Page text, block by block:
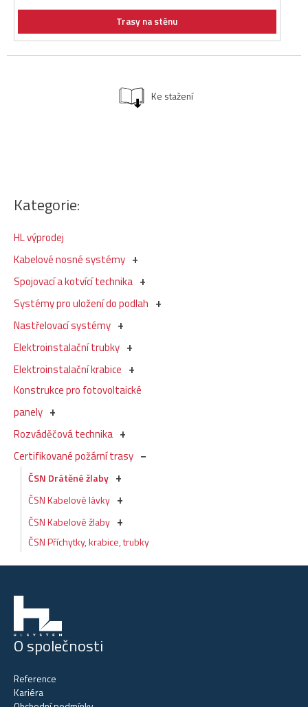
Kategorie:
HL výprodej
Kabelové nosné systémy
Spojovací a kotvící technika
Systémy pro uložení do podlah
Nastřelovací systémy
Elektroinstalační trubky
Elektroinstalační krabice
Konstrukce pro fotovoltaické
panely
Rozváděčová technika
Certifikované požární trasy
ČSN Drátěné žlaby
ČSN Kabelové lávky
ČSN Kabelové žlaby
ČSN Příchytky, krabice, trubky
Trasy na stěnu
Ke stažení
O společnosti
Reference
Kariéra